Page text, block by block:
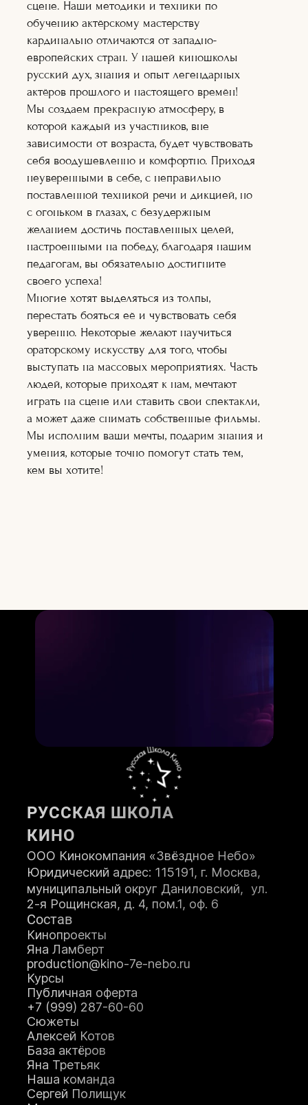
мастерство
Оператор+монт
аж
Режиссура
Художник по
гриму
Теле-
Ораторское
искусство
Кинопроект+съё
Сценарное дело
Видеоблогер
Журналистика
Подробнее
Подробне
е
Подробнее
Подробнее
Подробне
е
Подробне
е
Подробнее
Подробнее
ПОСТУПИТЬ
сцене. Наши методики и техники по
обучению актёрскому мастерству
кардинально отличаются от западно-
европейских стран. У нашей киношколы
русский дух, знания и опыт легендарных
актёров прошлого и настоящего времён!
Мы создаем прекрасную атмосферу, в
которой каждый из участников, вне
зависимости от возраста, будет чувствовать
себя воодушевленно и комфортно. Приходя
неуверенными в себе, с неправильно
поставленной техникой речи и дикцией, но
с огоньком в глазах, с безудержным
желанием достичь поставленных целей,
настроенными на победу, благодаря нашим
педагогам, вы обязательно достигните
своего успеха!
Многие хотят выделяться из толпы,
перестать бояться её и чувствовать себя
уверенно. Некоторые желают научиться
ораторскому искусству для того, чтобы
выступать на массовых мероприятиях. Часть
людей, которые приходят к нам, мечтают
играть на сцене или ставить свои спектакли,
а может даже снимать собственные фильмы.
Мы исполним ваши мечты, подарим знания и
умения, которые точно помогут стать тем,
кем вы хотите!
РУССКАЯ ШКОЛА
КИНО
ООО Кинокомпания «Звёздное Небо»
Юридический адрес: 115191, г. Москва,
муниципальный округ Даниловский, ул.
2-я Рощинская, д. 4, пом.1, оф. 6
Состав
Кинопроекты
Яна Ламберт
production@kino-7e-nebo.ru
Курсы
Публичная оферта
+7 (999) 287-60-60
Сюжеты
Алексей Котов
База актёров
Яна Третьяк
Наша команда
Сергей Полищук